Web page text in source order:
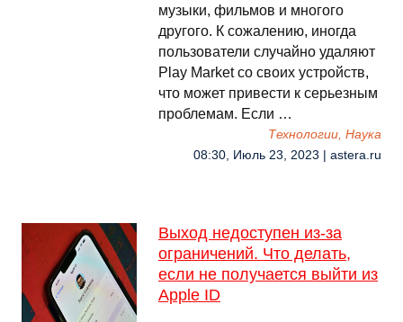
музыки, фильмов и многого
другого. К сожалению, иногда
пользователи случайно удаляют
Play Market со своих устройств,
что может привести к серьезным
проблемам. Если …
Технологии, Наука
08:30, Июль 23, 2023 | astera.ru
Выход недоступен из-за
ограничений. Что делать,
если не получается выйти из
Apple ID